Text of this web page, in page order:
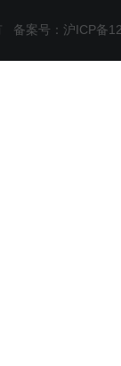
备案号：沪ICP备